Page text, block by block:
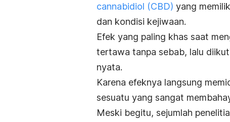
cannabidiol (CBD) yang
dan kondisi kejiwaan.
Efek yang paling khas saat
tertawa tanpa sebab, lalu
nyata.
Karena efeknya langsung
sesuatu yang sangat
Meski begitu, sejumlah